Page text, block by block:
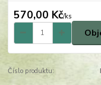
570,00 Kč/ks
Číslo produktu: